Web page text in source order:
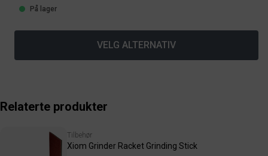
På lager
VELG ALTERNATIV
Relaterte produkter
Tilbehør
Xiom Grinder Racket Grinding Stick